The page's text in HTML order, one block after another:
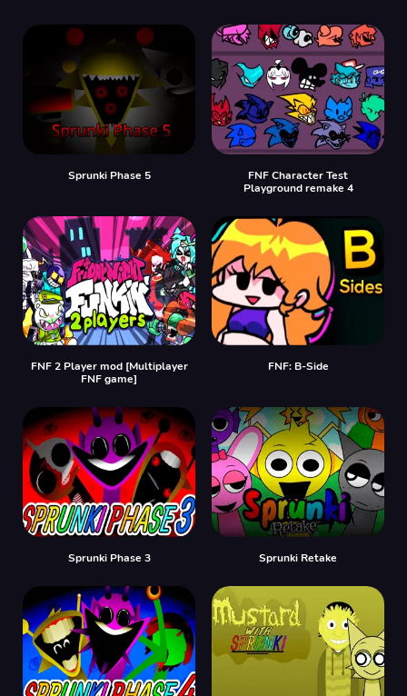
Sprunki Phase 5
FNF Character Test
Playground remake 4
FNF 2 Player mod [Multiplayer
FNF game]
FNF: B-Side
Sprunki Phase 3 Sprunki Retake